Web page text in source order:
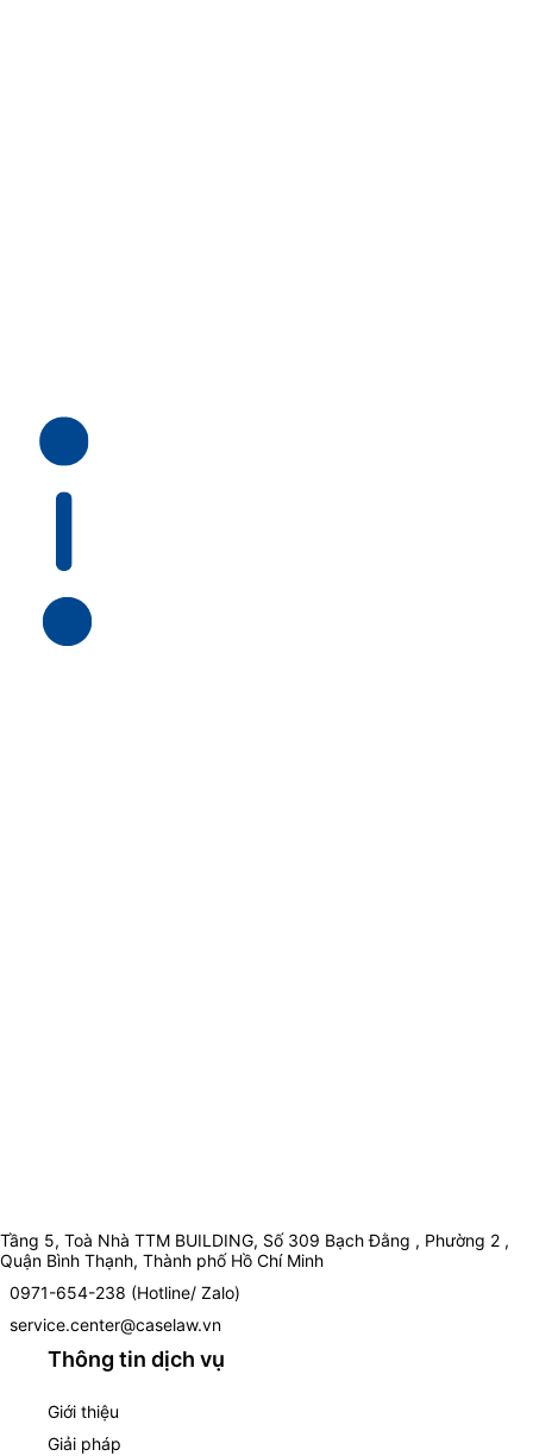
Tầng 5, Toà Nhà TTM BUILDING, Số 309 Bạch Đằng , Phường 2 ,
Quận Bình Thạnh, Thành phố Hồ Chí Minh
0971-654-238 (Hotline/ Zalo)
service.center@caselaw.vn
Thông tin dịch vụ
Giới thiệu
Giải pháp